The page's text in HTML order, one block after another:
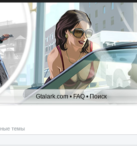
Gtalark.com •FAQ•Поиск
темы